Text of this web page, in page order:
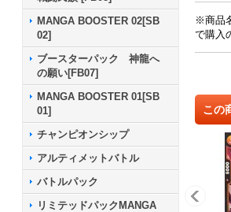
MANGA BOOSTER 02[SB
02]
ブースターパック 神龍へ
の願い[FB07]
MANGA BOOSTER 01[SB
01]
チャンピオンシップ
アルティメットバトル
バトルパック
リミテッドパックMANGA
※商品
で購入
この